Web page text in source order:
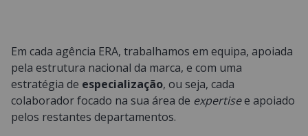
Em cada agência ERA, trabalhamos em equipa, apoiada
pela estrutura nacional da marca, e com uma
estratégia de especialização, ou seja, cada
colaborador focado na sua área de expertisee apoiado
pelos restantes departamentos.